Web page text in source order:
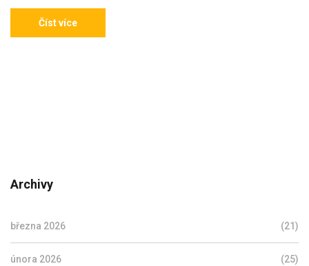
Číst více
Archivy
března 2026 (21)
února 2026 (25)